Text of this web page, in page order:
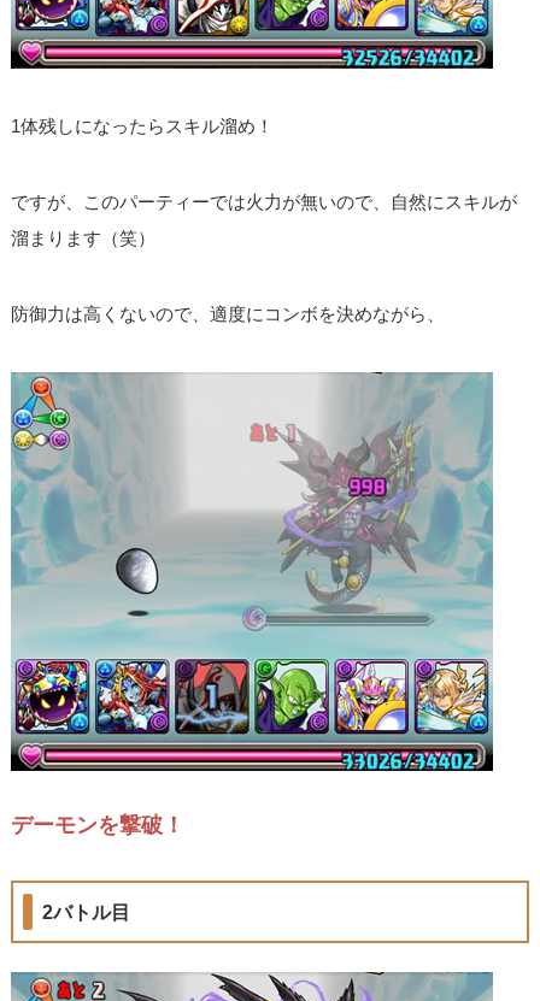
1体残しになったらスキル溜め！
ですが、このパーティーでは火力が無いので、自然にスキルが
溜まります（笑）
防御力は高くないので、適度にコンボを決めながら、
デーモンを撃破！
2バトル目